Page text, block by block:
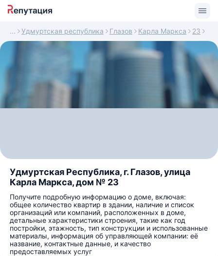
Удмуртская республика Глазов Карла Маркса 23
Удмуртская Республика, г. Глазов, улица
Карла Маркса, дом № 23
Получите подробную информацию о доме, включая:
общее количество квартир в здании, наличие и список
организаций или компаний, расположенных в доме,
детальные характеристики строения, такие как год
постройки, этажность, тип конструкции и использованные
материалы, информация об управляющей компании: её
название, контактные данные, и качество
предоставляемых услуг